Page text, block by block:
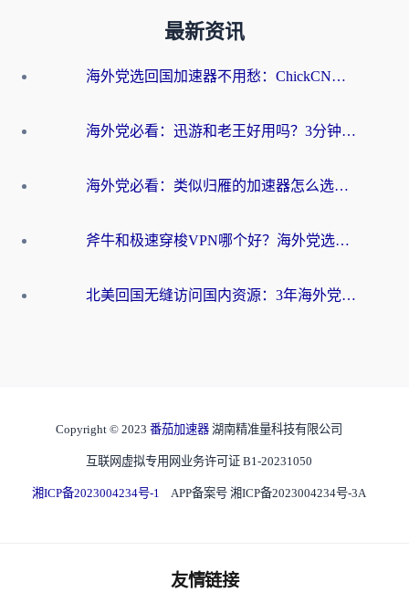
最新资讯
海外党选回国加速器不用愁：ChickCN和洞见哪个好？一篇搞定所有疑问
海外党必看：迅游和老王好用吗？3分钟选对加速国内网络的加速器
海外党必看：类似归雁的加速器怎么选？一篇搞定无缝访问国内资源
斧牛和极速穿梭VPN哪个好？海外党选回国加速器必看的真实对比与避坑指南
北美回国无缝访问国内资源：3年海外党亲测的加速器选择指南
Copyright © 2023 番茄加速器 湖南精准量科技有限公司
互联网虚拟专用网业务许可证 B1-20231050
湘ICP备2023004234号-1 APP备案号 湘ICP备2023004234号-3A
友情链接